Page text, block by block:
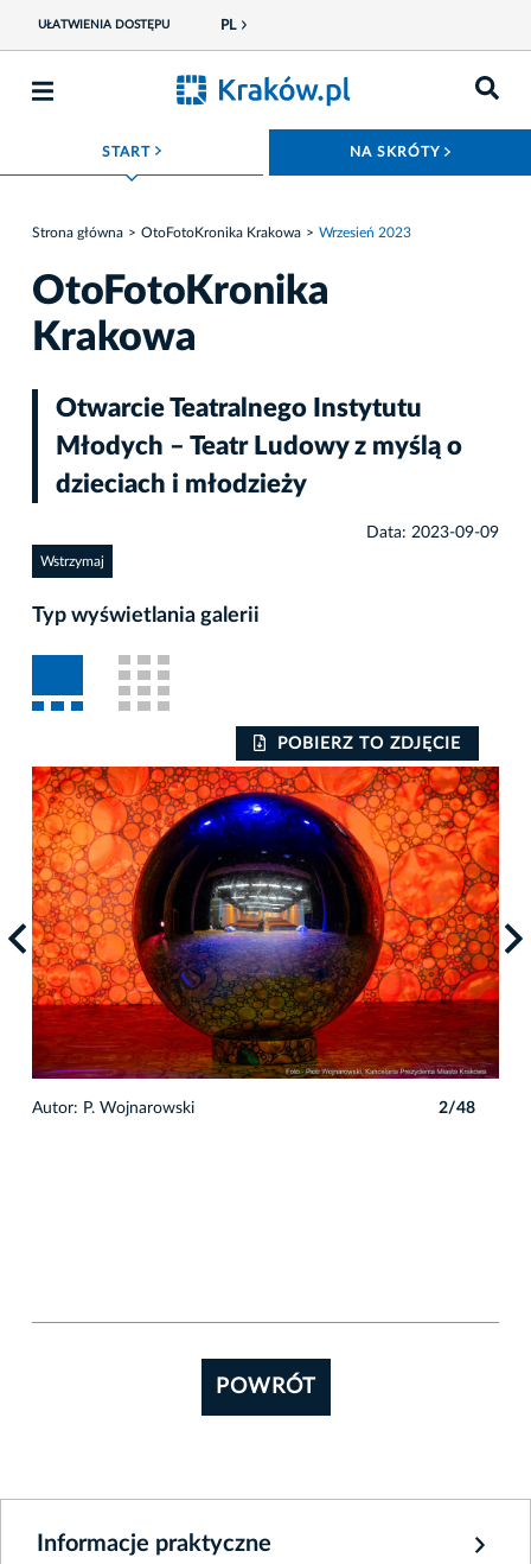
UŁATWIENIA DOSTĘPU PL
START ROZWIŃ MENU NA SKRÓTY
Strona główna OtoFotoKronika Krakowa Wrzesień 2023
OtoFotoKronika
Krakowa
Otwarcie Teatralnego Instytutu
Młodych – Teatr Ludowy z myślą o
dzieciach i młodzieży
Data: 2023-09-09
Wstrzymaj
Typ wyświetlania galerii
POBIERZ TO ZDJĘCIE
Autor: P. Wojnarowski 2/48
POWRÓT
Informacje praktyczne